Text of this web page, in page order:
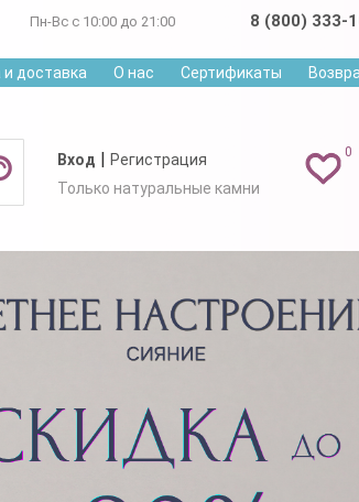
Пн-Вс с 10:00 до 21:00 8 (800) 333-
доставка О нас Сертификаты
0
Вход | Регистрация
Только натуральные камни